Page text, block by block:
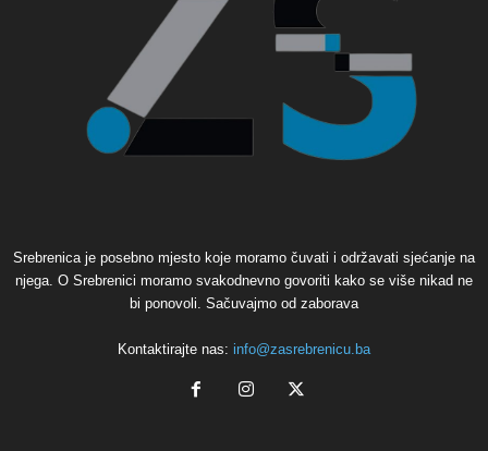
Srebrenica je posebno mjesto koje moramo čuvati i održavati sjećanje na
njega. O Srebrenici moramo svakodnevno govoriti kako se više nikad ne
bi ponovoli. Sačuvajmo od zaborava
Kontaktirajte nas: info@zasrebrenicu.ba